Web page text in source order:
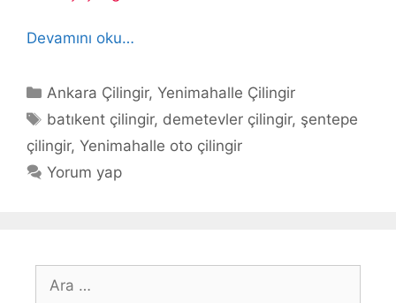
Devamını oku…
Kategoriler
Ankara Çilingir,Yenimahalle Çilingir
Etiketler
batıkent çilingir, demetevler çilingir, şentepe
çilingir, Yenimahalle oto çilingir
Yorum yap
ara